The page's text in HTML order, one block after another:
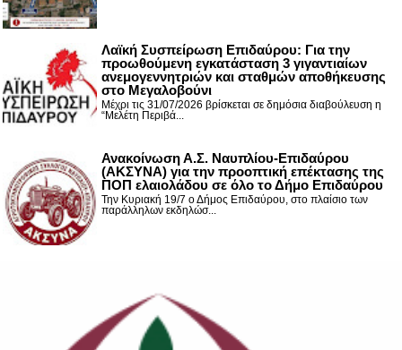
Λαϊκή Συσπείρωση Επιδαύρου: Για την
προωθούμενη εγκατάσταση 3 γιγαντιαίων
ανεμογεννητριών και σταθμών αποθήκευσης
στο Μεγαλοβούνι
Μέχρι τις 31/07/2026 βρίσκεται σε δημόσια διαβούλευση η
“Μελέτη Περιβά...
Ανακοίνωση Α.Σ. Ναυπλίου-Επιδαύρου
(ΑΚΣΥΝΑ) για την προοπτική επέκτασης της
ΠΟΠ ελαιολάδου σε όλο το Δήμο Επιδαύρου
Την Κυριακή 19/7 ο Δήμος Επιδαύρου, στο πλαίσιο των
παράλληλων εκδηλώσ...